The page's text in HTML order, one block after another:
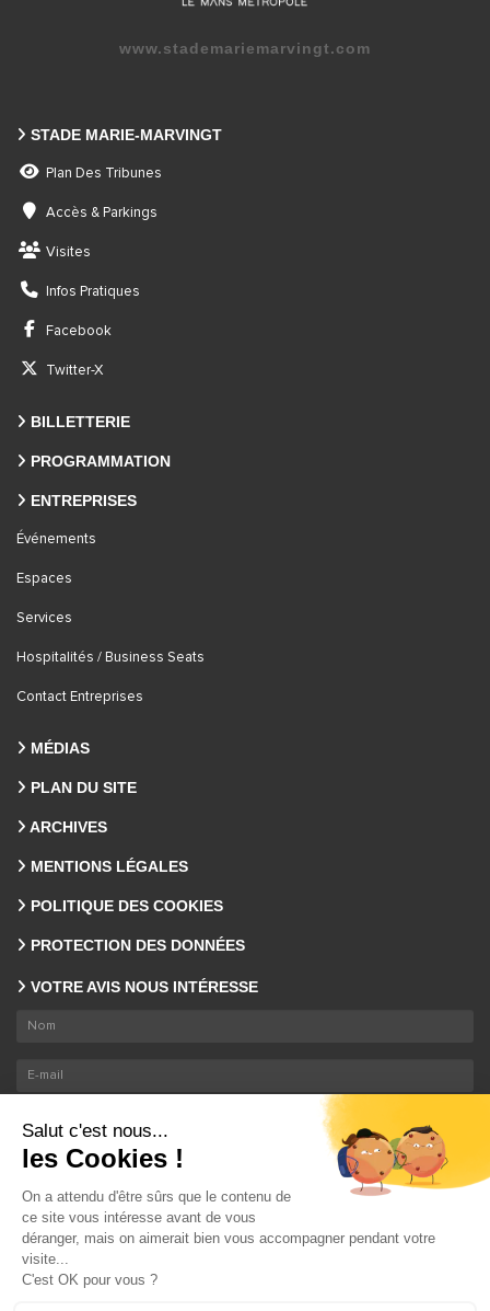
www.stademariemarvingt.com
STADE MARIE-MARVINGT
Plan Des Tribunes
Accès & Parkings
Visites
Infos Pratiques
Facebook
Twitter-X
BILLETTERIE
PROGRAMMATION
ENTREPRISES
Événements
Espaces
Services
Hospitalités / Business Seats
Contact Entreprises
MÉDIAS
PLAN DU SITE
ARCHIVES
MENTIONS LÉGALES
POLITIQUE DES COOKIES
PROTECTION DES DONNÉES
VOTRE AVIS NOUS INTÉRESSE
En envoyant ce formulaire, nous collectons votre email et nom. En savoir plus sur le